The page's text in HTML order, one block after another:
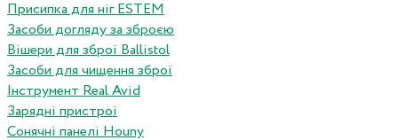
Присипка для ніг ESTEM
Засоби догляду за зброєю
Вішери для зброї Ballistol
Засоби для чищення зброї
Інструмент Real Avid
Зарядні пристрої
Сонячні панелі Houny